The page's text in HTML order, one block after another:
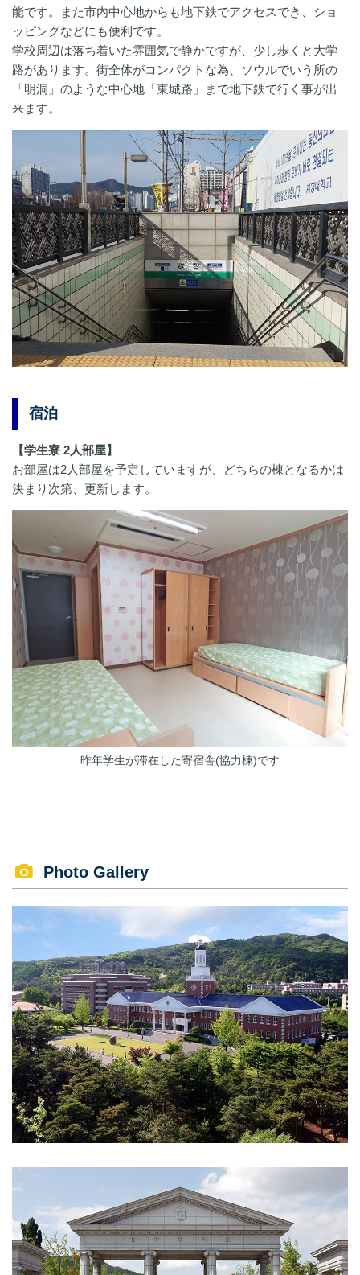
能です。また市内中心地からも地下鉄でアクセスでき、ショ
ッピングなどにも便利です。
学校周辺は落ち着いた雰囲気で静かですが、少し歩くと大学
路があります。街全体がコンパクトな為、ソウルでいう所の
「明洞」のような中心地「東城路」まで地下鉄で行く事が出
来ます。
宿泊
【学生寮 2人部屋】
お部屋は2人部屋を予定していますが、どちらの棟となるかは
決まり次第、更新します。
昨年学生が滞在した寄宿舎(協力棟)です
Photo Gallery